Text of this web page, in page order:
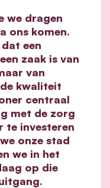
we dragen
ons komen.
een
zaak is van
van
kwaliteit
centraal
met de zorg
te investeren
onze stad
we in het
op die